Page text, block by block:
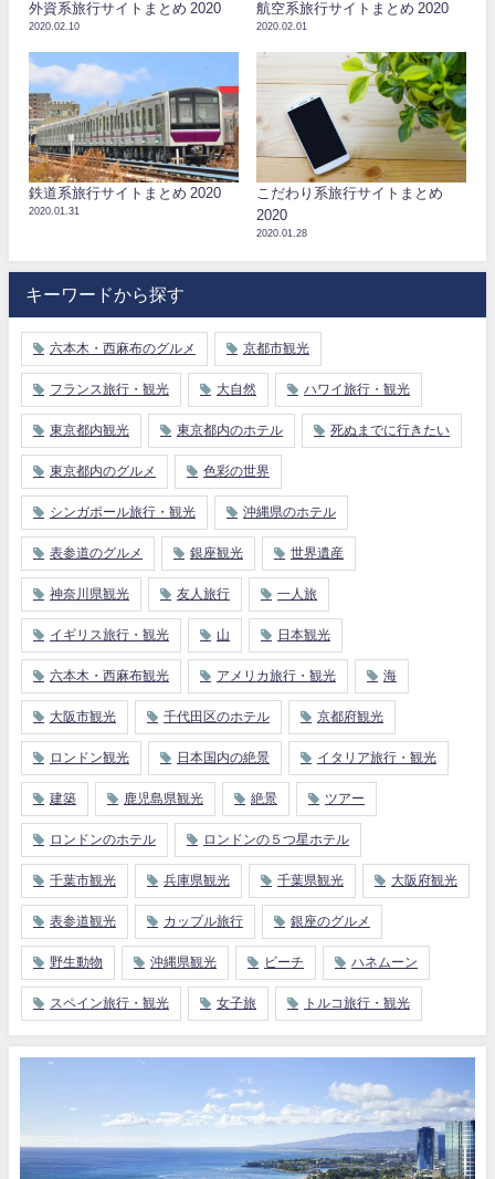
外資系旅行サイトまとめ 2020
2020.02.10
航空系旅行サイトまとめ 2020
2020.02.01
鉄道系旅行サイトまとめ 2020
2020.01.31
こだわり系旅行サイトまとめ
2020
2020.01.28
キーワードから探す
六本木・西麻布のグルメ 京都市観光
フランス旅行・観光 大自然 ハワイ旅行・観光
東京都内観光 東京都内のホテル 死ぬまでに行きたい
東京都内のグルメ 色彩の世界
シンガポール旅行・観光 沖縄県のホテル
表参道のグルメ 銀座観光 世界遺産
神奈川県観光 友人旅行 一人旅
イギリス旅行・観光 山 日本観光
六本木・西麻布観光 アメリカ旅行・観光 海
大阪市観光 千代田区のホテル 京都府観光
ロンドン観光 日本国内の絶景 イタリア旅行・観光
建築 鹿児島県観光 絶景 ツアー
ロンドンのホテル ロンドンの５つ星ホテル
千葉市観光 兵庫県観光 千葉県観光 大阪府観光
表参道観光 カップル旅行 銀座のグルメ
野生動物 沖縄県観光 ビーチ ハネムーン
スペイン旅行・観光 女子旅 トルコ旅行・観光